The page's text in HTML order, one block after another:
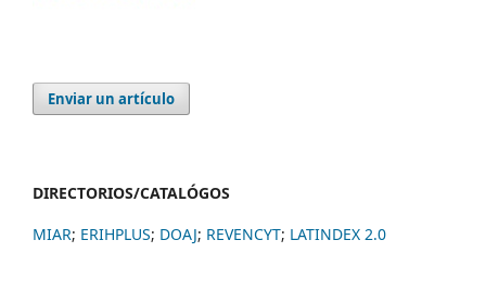
Enviar un artículo
DIRECTORIOS/CATALÓGOS
MIAR; ERIHPLUS; DOAJ; REVENCYT; LATINDEX 2.0